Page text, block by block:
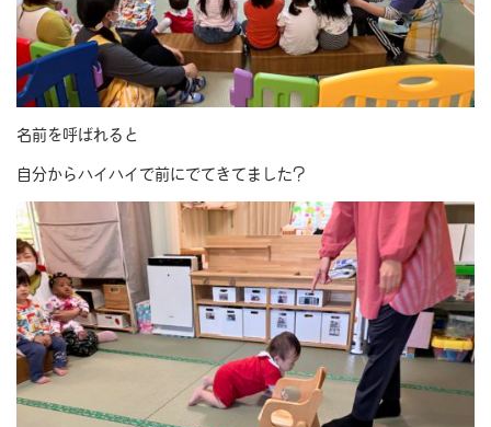
名前を呼ばれると
自分からハイハイで前にでてきてました?